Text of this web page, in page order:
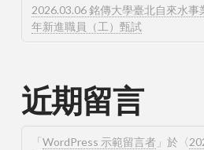
2026.03.06 銘傳大學臺北自來水
年新進職員（工）甄試
近期留言
「WordPress 示範留言者」於〈